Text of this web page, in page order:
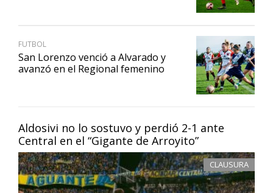
Aldosivi no lo sostuvo y perdió 2-1 ante
Central en el “Gigante de Arroyito”
CLAUSURA
FUTBOL
San Lorenzo venció a Alvarado y
avanzó en el Regional femenino